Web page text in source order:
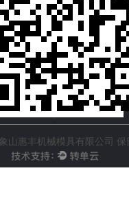
山惠丰机械模具有限公司 保